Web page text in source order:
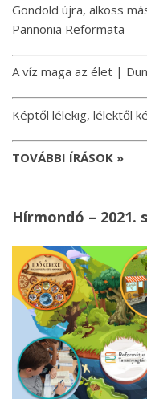
Gondold újra, alkoss
Pannonia Reformata
A víz maga az élet |
Képtől lélekig, lélektől
TOVÁBBI ÍRÁSOK »
Hírmondó – 2021.